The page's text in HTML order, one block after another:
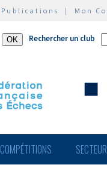
Publications | Mon
Rechercher un club
COMPÉTITIONS